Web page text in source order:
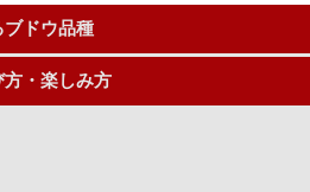
ブドウ品種
・楽しみ方